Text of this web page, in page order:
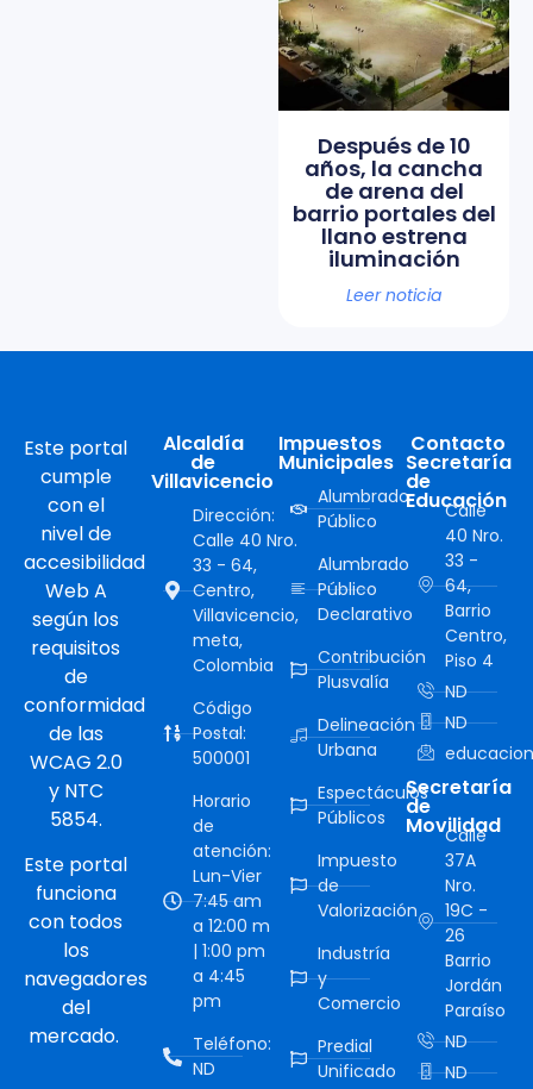
Después de 10
años, la cancha
de arena del
barrio portales del
llano estrena
iluminación
Leer noticia
Este portal
cumple
con el
nivel de
accesibilidad
Web A
según los
requisitos
de
conformidad
de las
WCAG 2.0
y NTC
5854.
Este portal
funciona
con todos
los
navegadores
del
mercado.
Alcaldía
de
Villavicencio
Dirección:
Calle 40 Nro.
33 - 64,
Centro,
Villavicencio,
meta,
Colombia
Código
Postal:
500001
Horario
de
atención:
Lun-Vier
7:45 am
a 12:00 m
| 1:00 pm
a 4:45
pm
Teléfono:
ND
Impuestos
Municipales
Alumbrado
Público
Alumbrado
Público
Declarativo
Contribución
Plusvalía
Delineación
Urbana
Espectáculos
Públicos
Impuesto
de
Valorización
Industría
y
Comercio
Predial
Unificado
Contacto
Secretaría
de
Educación
Calle
40 Nro.
33 -
64,
Barrio
Centro,
Piso 4
ND
ND
Secretaría
de
Movilidad
Calle
37A
Nro.
19C -
26
Barrio
Jordán
Paraíso
ND
ND